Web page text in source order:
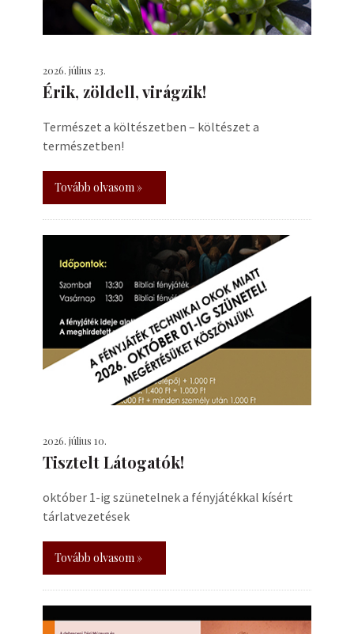
2026. július 23.
Érik, zöldell, virágzik!
Természet a költészetben – költészet a
természetben!
Tovább olvasom »
2026. július 10.
Tisztelt Látogatók!
október 1-ig szünetelnek a fényjátékkal kísért
tárlatvezetések
Tovább olvasom »